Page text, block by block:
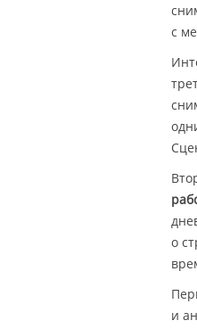
с
о
и